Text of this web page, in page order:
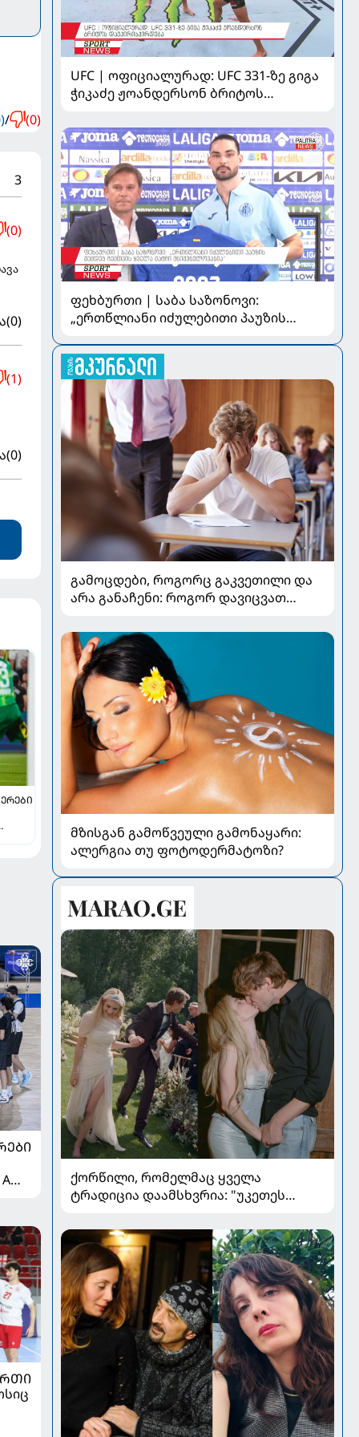
/ (0)
3
(0)
(0)
(1)
(0)
UFC | ოფიციალურად: UFC 331-ზე გიგა
ჭიკაძე ჟოანდერსონ ბრიტოს
ფეხბურთი | საბა საზონოვი:
„ერთწლიანი იძულებითი პაუზის
მნიშვნელოვანია“
გამოცდები, როგორც გაკვეთილი და
არა განაჩენი: როგორ დავიცვათ
მომავალი
მზისგან გამოწვეული გამონაყარი:
ალერგია თუ ფოტოდერმატოზი?
ქორწილი, რომელმაც ყველა
ტრადიცია დაამსხვრია: "უკეთეს